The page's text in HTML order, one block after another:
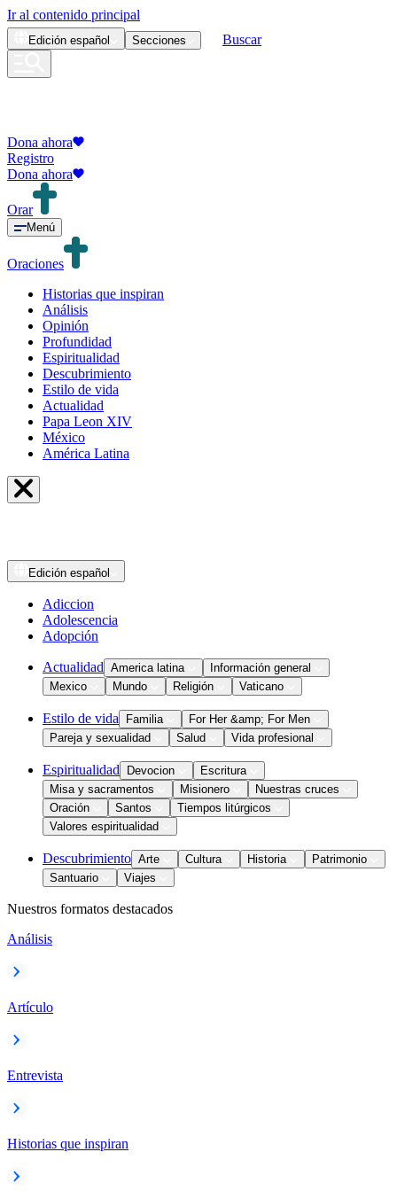
Ir al contenido principal
Edición español Secciones Buscar
Dona ahora
Registro
Dona ahora
Orar
Menú
Oraciones
Historias que inspiran
Análisis
Opinión
Profundidad
Espiritualidad
Descubrimiento
Estilo de vida
Actualidad
Papa Leon XIV
México
América Latina
Edición español
Adiccion
Adolescencia
Adopción
Actualidad America latina
Información general
Mexico
Mundo Religión Vaticano
Estilo de vida Familia
For Her &amp; For Men
Pareja y sexualidad
Salud Vida profesional
Espiritualidad Devocion
Escritura
Misa y sacramentos
Misionero
Nuestras cruces
Oración
Santos
Tiempos litúrgicos
Valores espiritualidad
Descubrimiento Arte Cultura Historia
Patrimonio
Santuario
Viajes
Nuestros formatos destacados
Análisis
Artículo
Entrevista
Historias que inspiran